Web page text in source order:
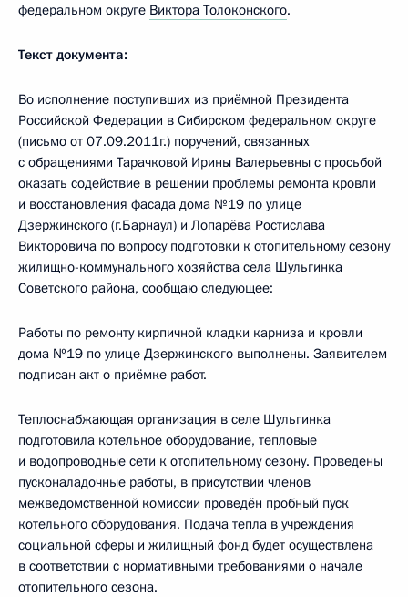
федеральном округе Виктора Толоконского.
Текст документа:
Во исполнение поступивших из приёмной Президента
Российской Федерации в Сибирском федеральном округе
(письмо от 07.09.2011г.) поручений, связанных
с обращениями Тарачковой Ирины Валерьевны с просьбой
оказать содействие в решении проблемы ремонта кровли
и восстановления фасада дома №19 по улице
Дзержинского (г.Барнаул) и Лопарёва Ростислава
Викторовича по вопросу подготовки к отопительному сезону
жилищно-коммунального хозяйства села Шульгинка
Советского района, сообщаю следующее:
Работы по ремонту кирпичной кладки карниза и кровли
дома №19 по улице Дзержинского выполнены. Заявителем
подписан акт о приёмке работ.
Теплоснабжающая организация в селе Шульгинка
подготовила котельное оборудование, тепловые
и водопроводные сети к отопительному сезону. Проведены
пусконаладочные работы, в присутствии членов
межведомственной комиссии проведён пробный пуск
котельного оборудования. Подача тепла в учреждения
социальной сферы и жилищный фонд будет осуществлена
в соответствии с нормативными требованиями о начале
отопительного сезона.